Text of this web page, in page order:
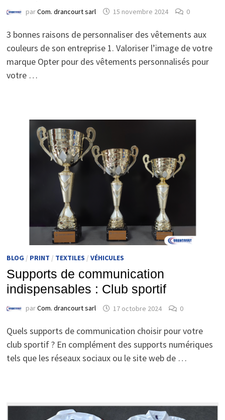
parCom. drancourt sarl 15 novembre 2024 0
3 bonnes raisons de personnaliser des vêtements aux
couleurs de son entreprise 1. Valoriser l’image de votre
marque Opter pour des vêtements personnalisés pour
votre …
BLOG / PRINT / TEXTILES /VÉHICULES
Supports de communication
indispensables : Club sportif
parCom. drancourt sarl 17 octobre 2024 0
Quels supports de communication choisir pour votre
club sportif ? En complément des supports numériques
tels que les réseaux sociaux ou le site web de …